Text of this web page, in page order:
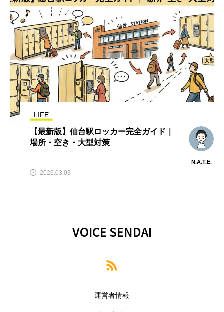
LIFE
【最新版】仙台駅ロッカー完全ガイド｜
場所・空き・大型対策
N.A.T.E.
2026.03.03
VOICE SENDAI
運営者情報